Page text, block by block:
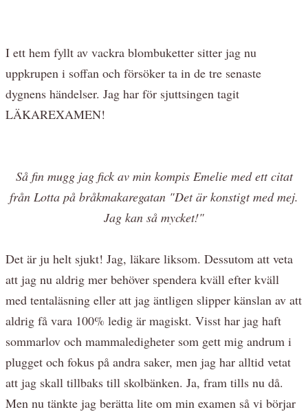
I ett hem fyllt av vackra blombuketter sitter jag nu
uppkrupen i soffan och försöker ta in de tre senaste
dygnens händelser. Jag har för sjuttsingen tagit
LÄKAREXAMEN!
Så fin mugg jag fick av min kompis Emelie med ett citat
från Lotta på bråkmakaregatan "Det är konstigt med mej.
Jag kan så mycket!"
Det är ju helt sjukt! Jag, läkare liksom. Dessutom att veta
att jag nu aldrig mer behöver spendera kväll efter kväll
med tentaläsning eller att jag äntligen slipper känslan av att
aldrig få vara 100% ledig är magiskt. Visst har jag haft
sommarlov och mammaledigheter som gett mig andrum i
plugget och fokus på andra saker, men jag har alltid vetat
att jag skall tillbaks till skolbänken. Ja, fram tills nu då.
Men nu tänkte jag berätta lite om min examen så vi börjar